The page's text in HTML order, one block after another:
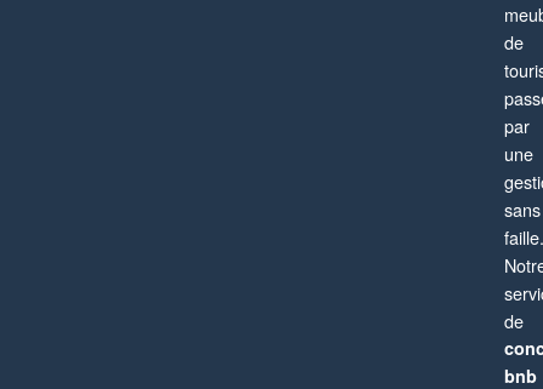
de
par
une
sans
faille.
de
bnb